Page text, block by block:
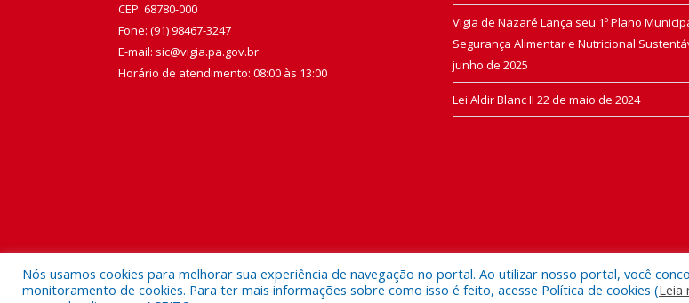
CEP: 68780-000
Fone: (91) 98467-3247
E-mail: sic@vigia.pa.gov.br
Horário de atendimento: 08:00 às 13:00
Vigia de Nazaré Lança seu 1º Plano
Segurança Alimentar e Nutricional
junho de 2025
Lei Aldir Blanc II 22 de maio de 2024
Nós usamos cookies para melhorar sua experiência de navegação no portal. Ao utilizar nosso portal, você
monitoramento de cookies. Para ter mais informações sobre como isso é feito, acesse Política de cookies (Leia